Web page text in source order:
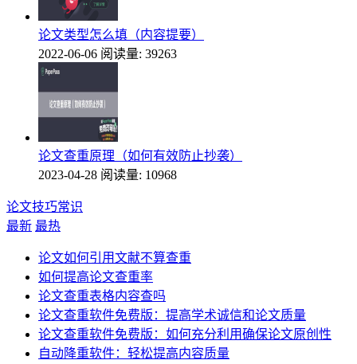
论文类型怎么填（内容提要）
2022-06-06 阅读量: 39263
论文查重原理（如何有效防止抄袭）
2023-04-28 阅读量: 10968
论文技巧常识
最新 最热
论文如何引用文献不算查重
如何提高论文查重率
论文查重表格内容查吗
论文查重软件免费版：提高学术诚信和论文质量
论文查重软件免费版：如何充分利用确保论文原创性
自动降重软件：轻松提高内容质量